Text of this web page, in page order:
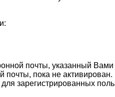
почты, указанный Вами
почты, пока не
зарегистрированных